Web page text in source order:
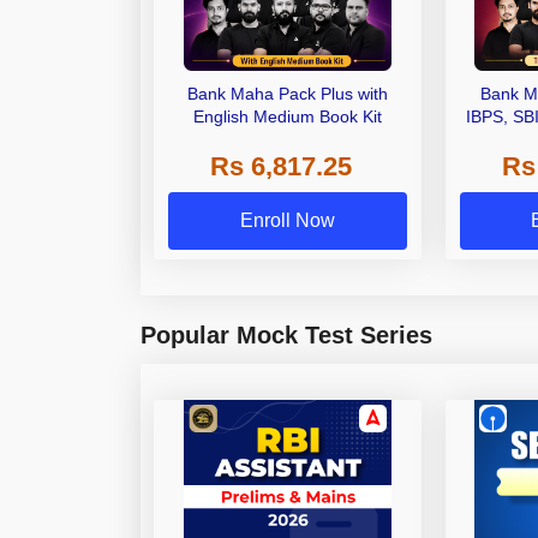
Bank Maha Pack Plus with
English Medium Book Kit
Rs 6,817.25
Enroll Now
Bank
IBPS,
Other
Popular Mock Test Series